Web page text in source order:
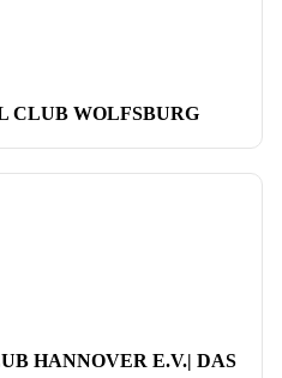
CLUB WOLFSBURG
HANNOVER E.V.| DAS